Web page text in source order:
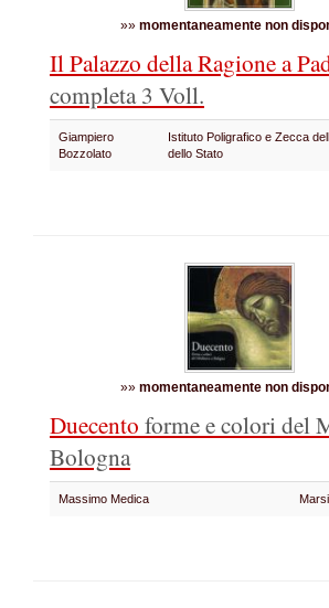
»» momentaneamente non
Il Palazzo della Ragione a
completa3 Voll.
Giampiero
Bozzolato
Istituto Poligrafico e Zecca
dello Stato
»» momentaneamente non
Duecento forme e colori del
Bologna
Massimo Medica